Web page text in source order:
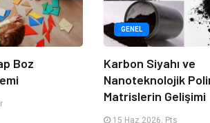
Boz
GENEL
Karbon Siyahı ve
Nanoteknolojik
Matrislerin Gelişimi
15 Haz 2026, Pts